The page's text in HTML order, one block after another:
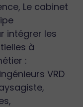
Le cabinet
intégrer les
à
:
VRD